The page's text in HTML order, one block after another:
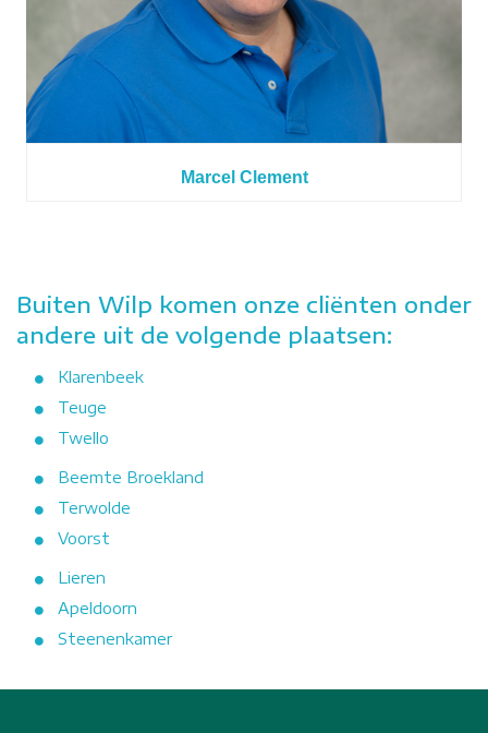
Marcel Clement
Buiten Wilp komen onze cliënten onder
andere uit de volgende plaatsen:
Klarenbeek
Teuge
Twello
Beemte Broekland
Terwolde
Voorst
Lieren
Apeldoorn
Steenenkamer